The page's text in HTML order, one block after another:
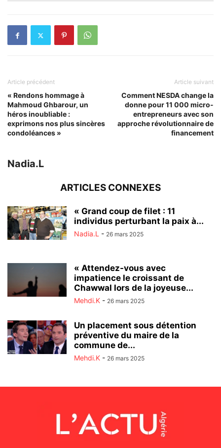
Article précédent
« Rendons hommage à
Mahmoud Ghbarour, un
héros inoubliable :
exprimons nos plus sincères
condoléances »
Article suivant
Comment NESDA change la
donne pour 11 000 micro-
entrepreneurs avec son
approche révolutionnaire de
financement
Nadia.L
ARTICLES CONNEXES
« Grand coup de filet : 11
individus perturbant la paix à...
Nadia.L - 26 mars 2025
« Attendez-vous avec
impatience le croissant de
Chawwal lors de la joyeuse...
Mehdi.K - 26 mars 2025
Un placement sous détention
préventive du maire de la
commune de...
Mehdi.K - 26 mars 2025